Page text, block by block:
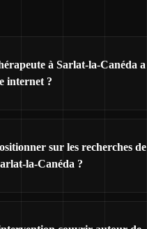
à Sarlat-la-Canéda a
internet ?
sur les recherches de
la-Canéda ?